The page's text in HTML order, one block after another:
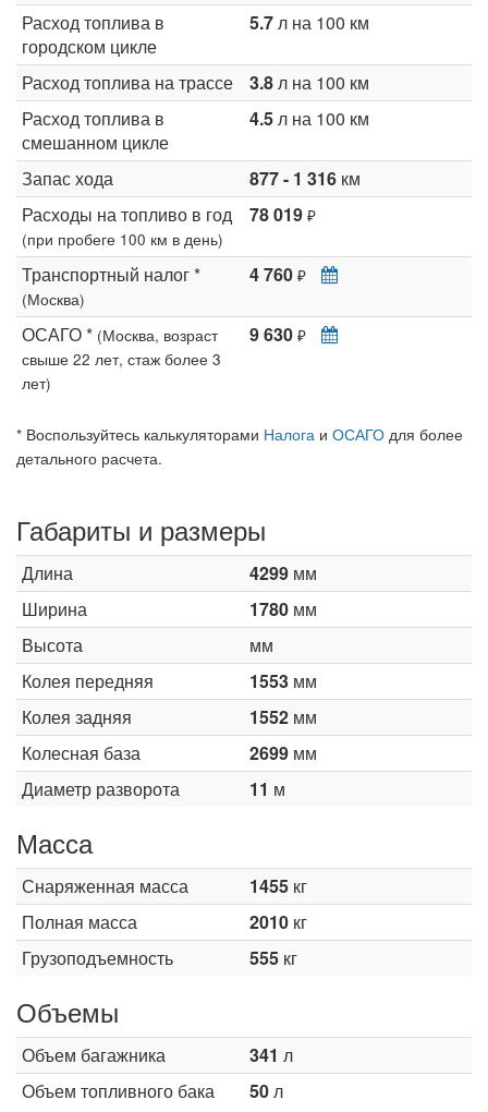
Расход топлива в
городском цикле
5.7л на 100 км
Расход топлива на трассе 3.8л на 100 км
Расход топлива в
смешанном цикле
4.5л на 100 км
Запас хода 877 - 1 316 км
Расходы на топливо в год
(при пробеге 100 км в день)
78 019 ₽
Транспортный налог *
(Москва)
4 760 ₽
ОСАГО * (Москва, возраст
свыше 22 лет, стаж более 3
лет)
9 630 ₽
* Воспользуйтесь калькуляторами Налога и ОСАГО для более
детального расчета.
Габариты и размеры
Длина 4299 мм
Ширина
1780 мм
Высота
мм
Колея передняя
1553 мм
Колея задняя
1552 мм
Колесная база
2699 мм
Диаметр разворота
11 м
Масса
Снаряженная масса 1455 кг
Полная масса
2010 кг
Грузоподъемность
555 кг
Объемы
Объем багажника 341 л
Объем топливного бака
50л